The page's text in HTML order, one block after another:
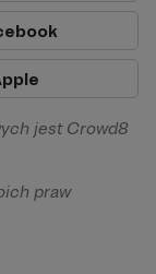
jest Crowd8
Wigury 16, 02-
w
z Tobą, w
praw
ochronie